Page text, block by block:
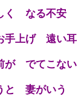
く なる不安
手上げ 遠い耳
が でてこない
と 妻がいう